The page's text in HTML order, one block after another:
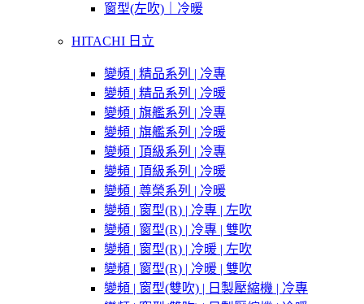
窗型(左吹)｜冷暖
HITACHI 日立
變頻 | 精品系列 | 冷專
變頻 | 精品系列 | 冷暖
變頻 | 旗艦系列 | 冷專
變頻 | 旗艦系列 | 冷暖
變頻 | 頂級系列 | 冷專
變頻 | 頂級系列 | 冷暖
變頻 | 尊榮系列 | 冷暖
變頻 | 窗型(R) | 冷專 | 左吹
變頻 | 窗型(R) | 冷專 | 雙吹
變頻 | 窗型(R) | 冷暖 | 左吹
變頻 | 窗型(R) | 冷暖 | 雙吹
變頻 | 窗型(雙吹) | 日製壓縮機 | 冷專